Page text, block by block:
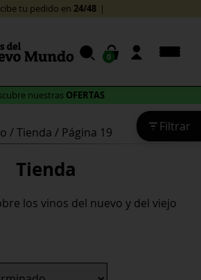
nuestras OFERTAS
tu pedido en 24/48 horas
0
/Tienda / Página 19
Tienda
los vinos del nuevo y del viejo
Filtrar